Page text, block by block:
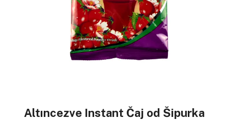
Altıncezve Instant Čaj od Šipurka